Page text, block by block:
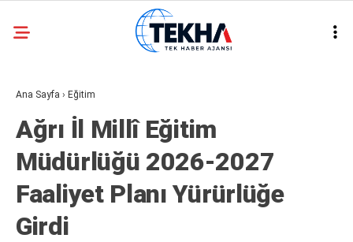
30.1
ASAYIŞ
GÜNDEM
GENEL
EKONOMI
Ana Sayfa › Eğitim
Ağrı İl Millî Eğitim
Müdürlüğü 2026-2027
Faaliyet Planı Yürürlüğe
Girdi